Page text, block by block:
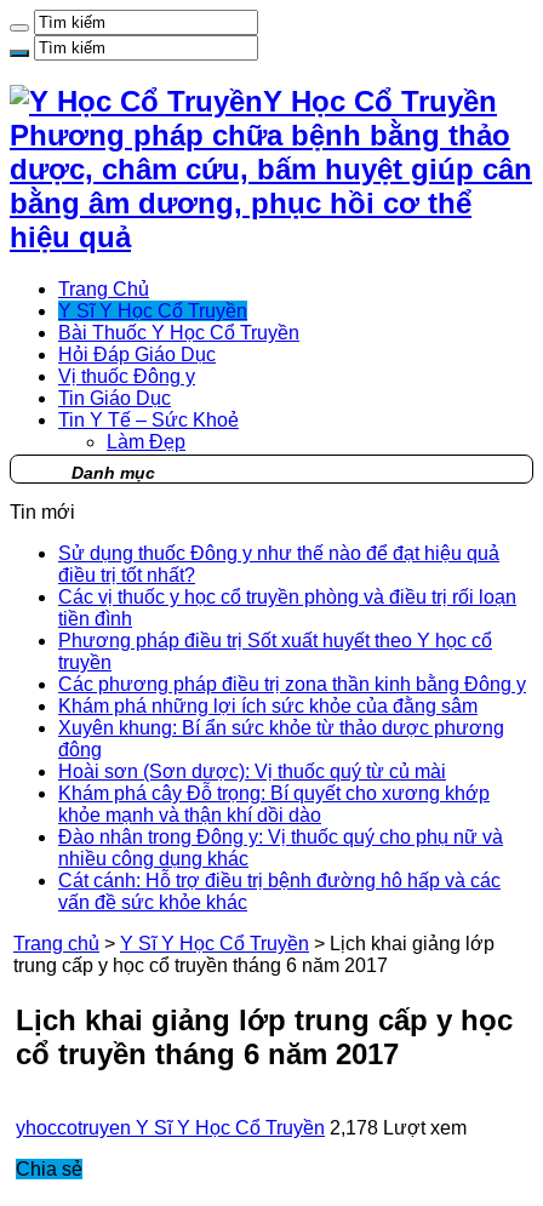
Y Học Cổ Truyền
Phương pháp chữa bệnh bằng thảo
dược, châm cứu, bấm huyệt giúp cân
bằng âm dương, phục hồi cơ thể
hiệu quả
Trang Chủ
Y Sĩ Y Học Cổ Truyền
Bài Thuốc Y Học Cổ Truyền
Hỏi Đáp Giáo Dục
Vị thuốc Đông y
Tin Giáo Dục
Tin Y Tế – Sức Khoẻ
Làm Đẹp
Danh mục
Tin mới
Sử dụng thuốc Đông y như thế nào để đạt hiệu quả
điều trị tốt nhất?
Các vị thuốc y học cổ truyền phòng và điều trị rối loạn
tiền đình
Phương pháp điều trị Sốt xuất huyết theo Y học cổ
truyền
Các phương pháp điều trị zona thần kinh bằng Đông y
Khám phá những lợi ích sức khỏe của đằng sâm
Xuyên khung: Bí ẩn sức khỏe từ thảo dược phương
đông
Hoài sơn (Sơn dược): Vị thuốc quý từ củ mài
Khám phá cây Đỗ trọng: Bí quyết cho xương khớp
khỏe mạnh và thận khí dồi dào
Đào nhân trong Đông y: Vị thuốc quý cho phụ nữ và
nhiều công dụng khác
Cát cánh: Hỗ trợ điều trị bệnh đường hô hấp và các
vấn đề sức khỏe khác
Trang chủ > Y Sĩ Y Học Cổ Truyền > Lịch khai giảng lớp
trung cấp y học cổ truyền tháng 6 năm 2017
Lịch khai giảng lớp trung cấp y học
cổ truyền tháng 6 năm 2017
yhoccotruyen Y Sĩ Y Học Cổ Truyền 2,178 Lượt xem
Chia sẻ